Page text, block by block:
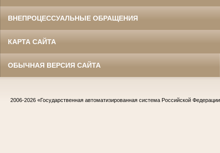
ВНЕПРОЦЕССУАЛЬНЫЕ ОБРАЩЕНИЯ
КАРТА САЙТА
ОБЫЧНАЯ ВЕРСИЯ САЙТА
2006-2026 «Государственная автоматизированная система Российской